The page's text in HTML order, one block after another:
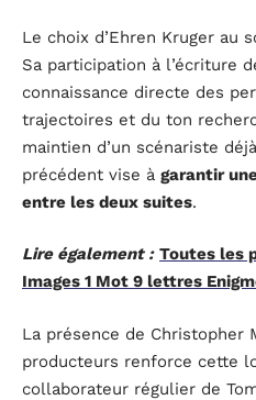
Le choix d’Ehren Kruger au
Sa participation à l’écriture
connaissance directe des
trajectoires et du ton
maintien d’un scénariste
précédent vise à garantir
entre les deux suites.
Lire également : Toutes les
Images 1 Mot 9 lettres
La présence de Christopher
producteurs renforce cette
collaborateur régulier de